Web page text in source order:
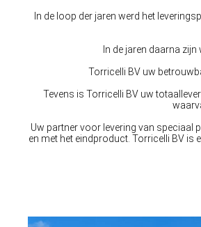
In de loop der jaren werd het
In de jaren daarna
Torricelli BV uw
Tevens is Torricelli BV uw
Uw partner voor levering van speciaal
en met het eindproduct. Torricelli BV